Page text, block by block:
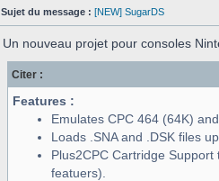
Sujet du message : [NEW] SugarDS
Un nouveau projet pour consoles
Citer :
Features :
Emulates CPC 464 (64K)
Loads .SNA and .DSK files
Plus2CPC Cartridge
featuers).